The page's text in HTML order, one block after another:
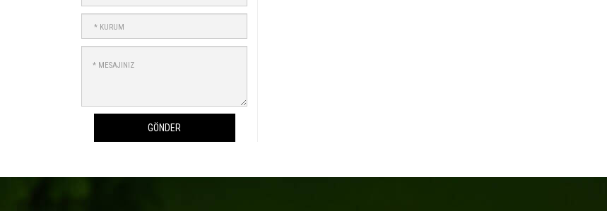
ADRESİNİZ
GÖNDER